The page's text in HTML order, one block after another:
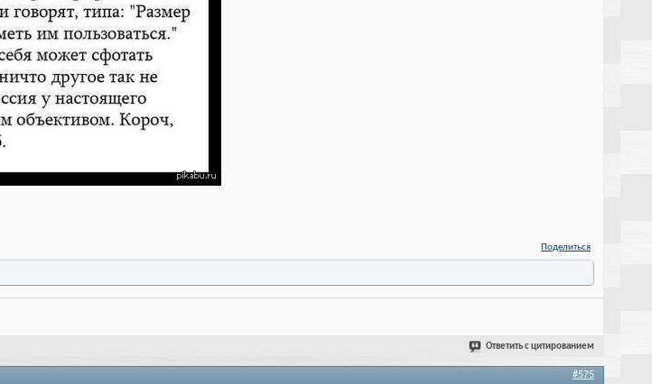
Поделиться
Ответить с цитированием
#575